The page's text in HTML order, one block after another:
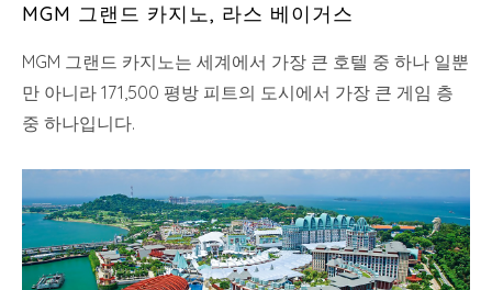
MGM 그랜드 카지노, 라스 베이거스
MGM 그랜드 카지노는 세계에서 가장 큰 호텔 중 하나 일뿐
만 아니라 171,500 평방 피트의 도시에서 가장 큰 게임 층
중 하나입니다.